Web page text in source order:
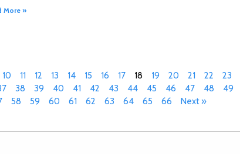
More »
10 11 12 13 14 15 16 17 18 19 20 21 22 23
38 39 40 41 42 43 44 45 46 47 48 49
58 59 60 61 62 63 64 65 66 Next »